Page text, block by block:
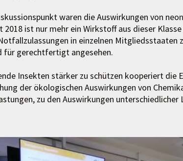
waren die Auswirkungen von
2018 ist nur mehr ein Wirkstoff aus dieser
in einzelnen Mitgliedsstaaten
für gerechtfertigt angesehen.
Insekten stärker zu schützen kooperiert die
der ökologischen Auswirkungen von
zu den Auswirkungen unterschiedlicher